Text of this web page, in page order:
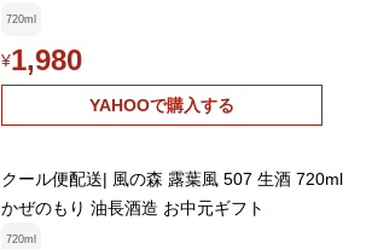
720ml
¥1,980
YAHOOで購入する
クール便配送| 風の森 露葉風 507 生酒 720ml
かぜのもり 油長酒造 お中元ギフト
720ml